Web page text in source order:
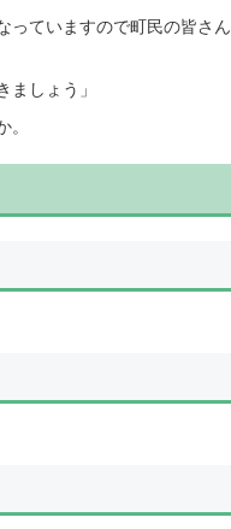
っていますので町民の皆さん
しょう」